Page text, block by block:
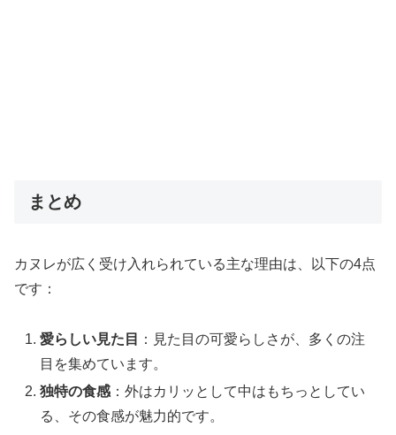
まとめ
カヌレが広く受け入れられている主な理由は、以下の4点
です：
愛らしい見た目
：見た目の可愛らしさが、多くの注
目を集めています。
独特の食感 ：外はカリッとして中はもちっとしてい
る、その食感が魅力的です。